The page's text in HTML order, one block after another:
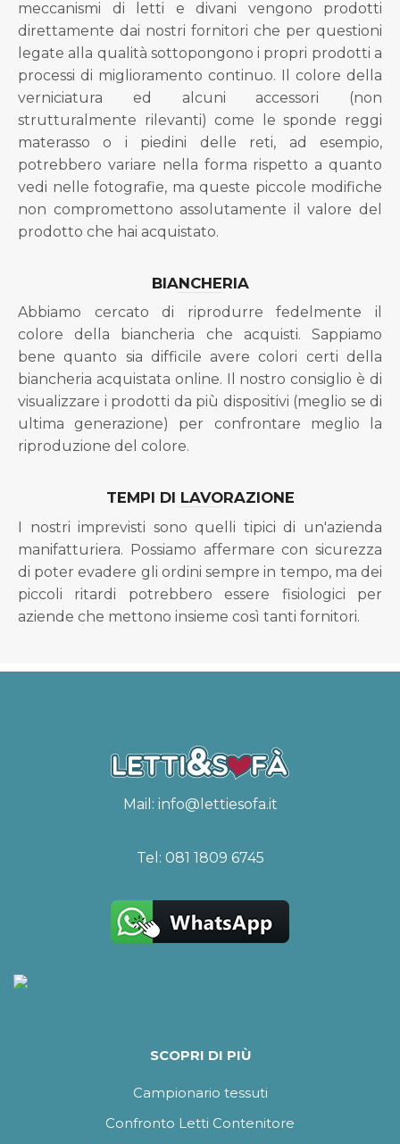
meccanismi di letti e divani vengono prodotti
direttamente dai nostri fornitori che per questioni
legate alla qualità sottopongono i propri prodotti a
processi di miglioramento continuo. Il colore della
verniciatura ed alcuni accessori (non
strutturalmente rilevanti) come le sponde reggi
materasso o i piedini delle reti, ad esempio,
potrebbero variare nella forma rispetto a quanto
vedi nelle fotografie, ma queste piccole modifiche
non compromettono assolutamente il valore del
prodotto che hai acquistato.
BIANCHERIA
Abbiamo cercato di riprodurre fedelmente il
colore della biancheria che acquisti. Sappiamo
bene quanto sia difficile avere colori certi della
biancheria acquistata online. Il nostro consiglio è di
visualizzare i prodotti da più dispositivi (meglio se di
ultima generazione) per confrontare meglio la
riproduzione del colore.
TEMPI DI LAVORAZIONE
I nostri imprevisti sono quelli tipici di un'azienda
manifatturiera. Possiamo affermare con sicurezza
di poter evadere gli ordini sempre in tempo, ma dei
piccoli ritardi potrebbero essere fisiologici per
aziende che mettono insieme così tanti fornitori.
Mail: info@lettiesofa.it
Tel: 081 1809 6745
SCOPRI DI PIÙ
Campionario tessuti
Confronto Letti Contenitore